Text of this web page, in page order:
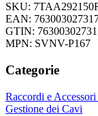
SKU:
EAN:
GTIN:
MPN: SVNV-P167
Categorie
Raccordi e
Gestione dei Cavi